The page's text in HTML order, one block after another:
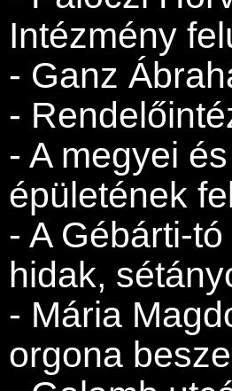
Intézmény
- Ganz
-
- A megyei
épületének
- A Gébárti-
hidak,
- Mária
orgona